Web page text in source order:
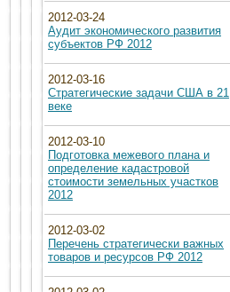
2012-03-24
Аудит экономического развития
субъектов РФ 2012
2012-03-16
Стратегические задачи США в 21
веке
2012-03-10
Подготовка межевого плана и
определение кадастровой
стоимости земельных участков
2012
2012-03-02
Перечень стратегически важных
товаров и ресурсов РФ 2012